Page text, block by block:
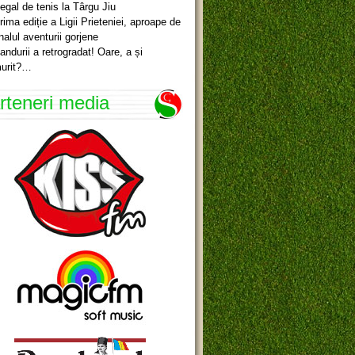
de tenis la Târgu Jiu
ediție a Ligii Prieteniei, aproape de
aventurii gorjene
a retrogradat! Oare, a și
media